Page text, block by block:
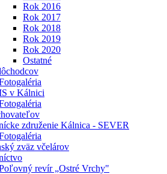
Rok 2016
Rok 2017
Rok 2018
Rok 2019
Rok 2020
Ostatné
v Kálnici
združenie Kálnica - SEVER
zväz včelárov
revír „Ostré Vrchy"